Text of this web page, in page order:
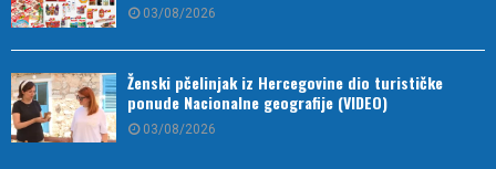
03/08/2026
Ženski pčelinjak iz Hercegovine dio turističke
ponude Nacionalne geografije (VIDEO)
03/08/2026